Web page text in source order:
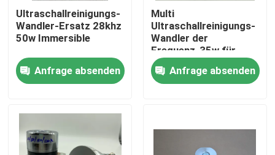
Fabrik-Ausflug
Qualitätskontrolle
Treten Sie mit uns in Verbindung
Ultraschallreinigungs-
Wandler-Ersatz 28khz
50w Immersible
Anfrage absenden
Multi
Ultraschallreinigungs-
Wandler der
Frequenz-35w für
Reiniger
Anfrage absenden